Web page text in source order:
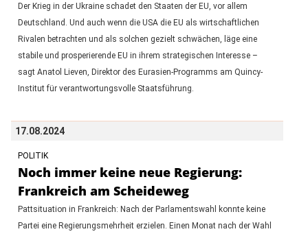
Der Krieg in der Ukraine schadet den Staaten der EU, vor allem
Deutschland. Und auch wenn die USA die EU als wirtschaftlichen
Rivalen betrachten und als solchen gezielt schwächen, läge eine
stabile und prosperierende EU in ihrem strategischen Interesse –
sagt Anatol Lieven, Direktor des Eurasien-Programms am Quincy-
Institut für verantwortungsvolle Staatsführung.
17.08.2024
POLITIK
Noch immer keine neue Regierung:
Frankreich am Scheideweg
Pattsituation in Frankreich: Nach der Parlamentswahl konnte keine
Partei eine Regierungsmehrheit erzielen. Einen Monat nach der Wahl